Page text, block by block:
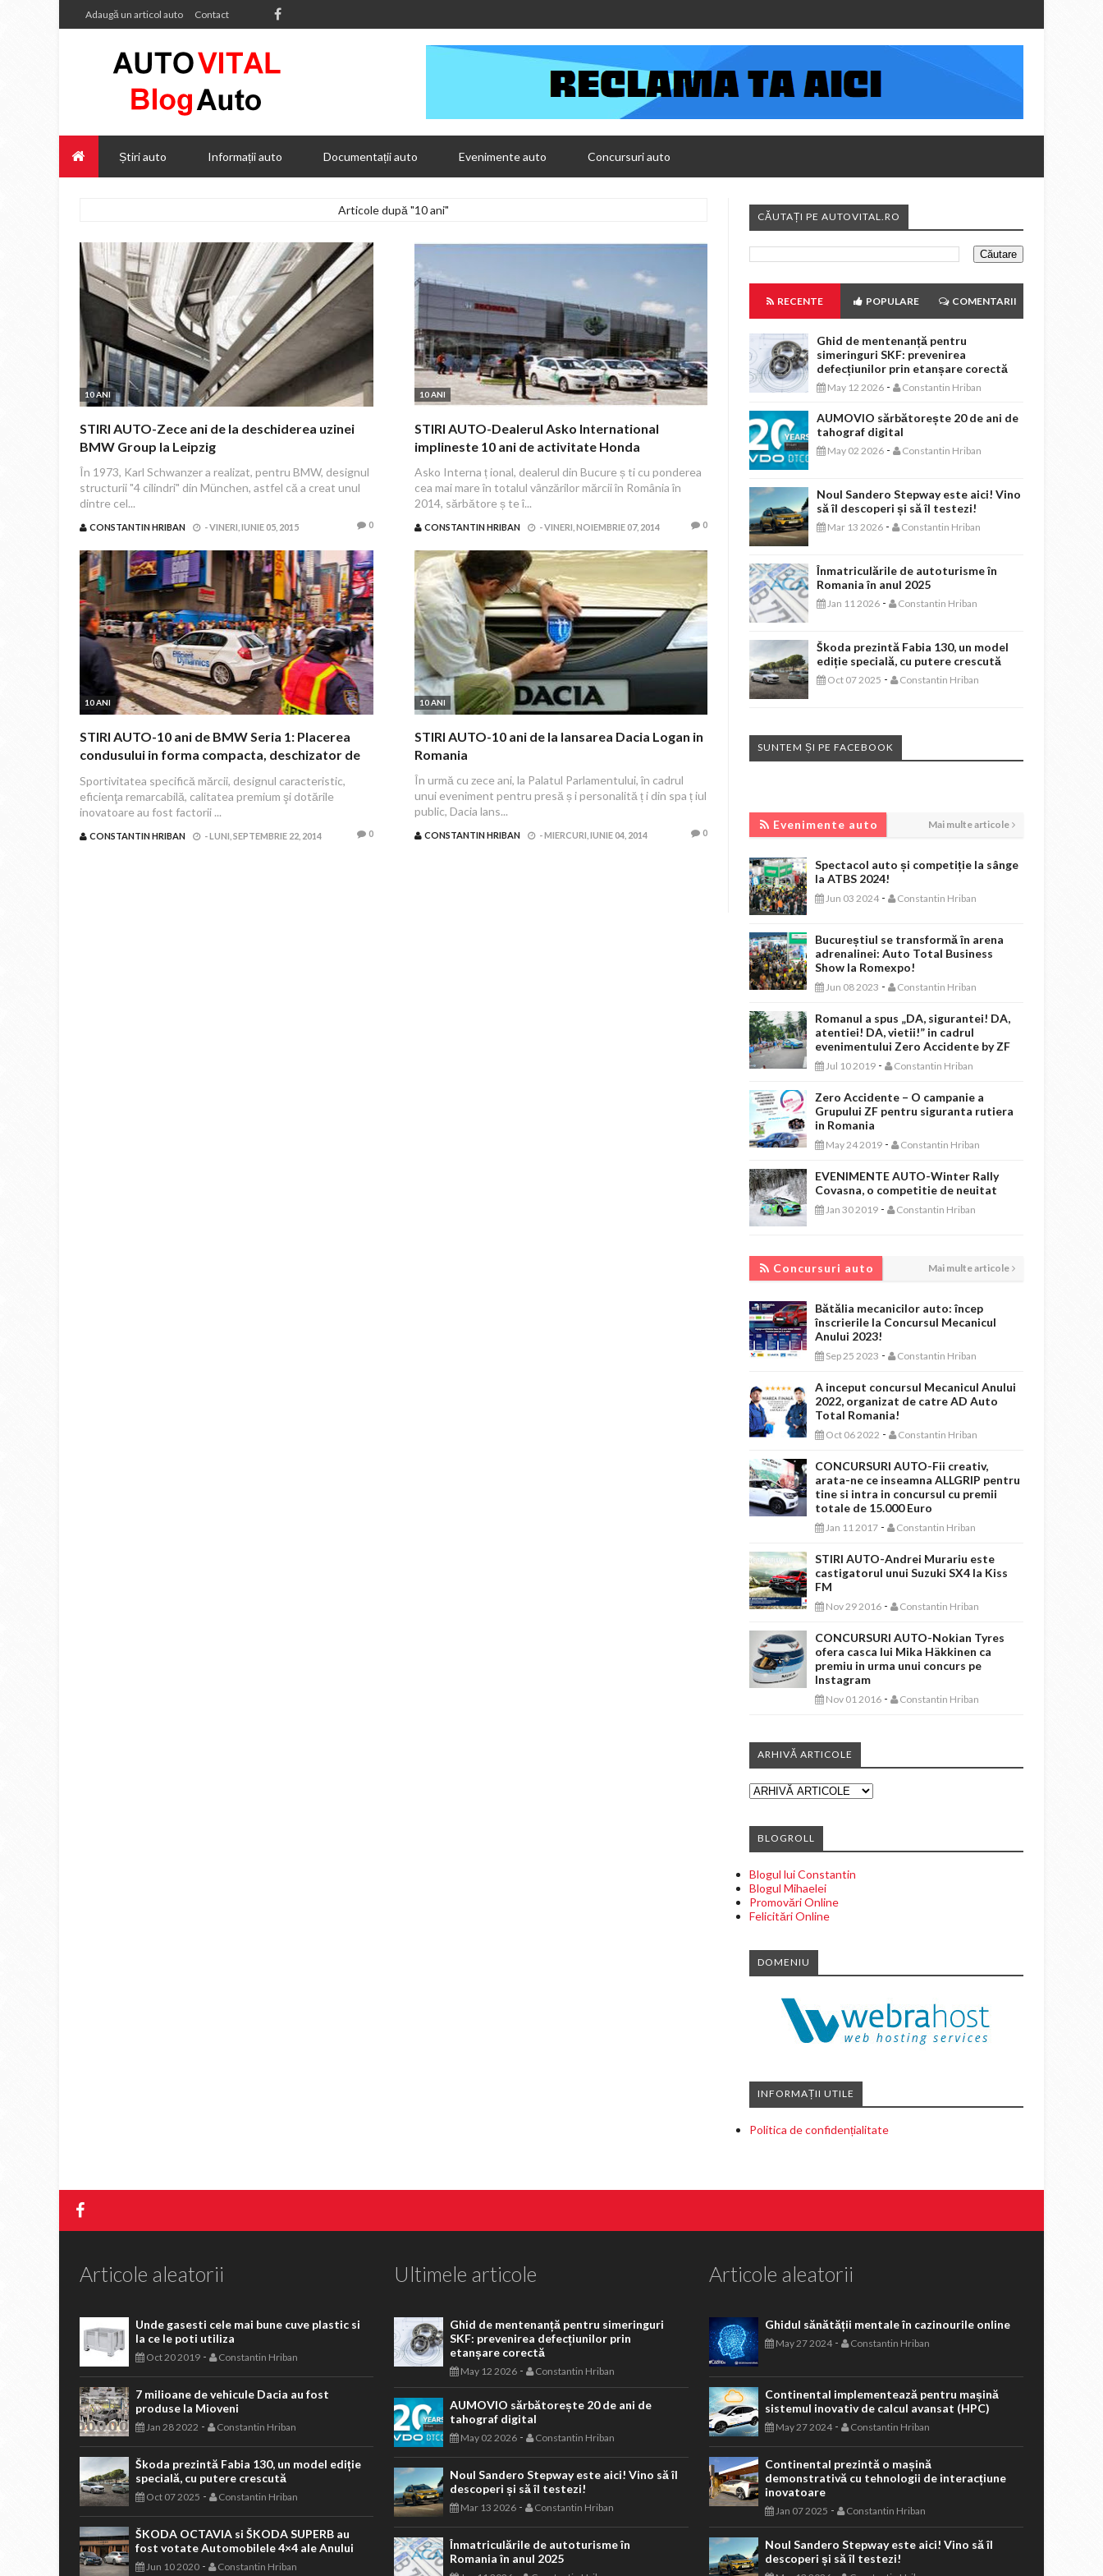
Adaugă un articol auto Contact
Știri auto Informații auto Documentații auto Evenimente auto Concursuri auto
Articole după "10 ani"
10 ANI
STIRI AUTO-Zece ani de la deschiderea uzinei
BMW Group la Leipzig
În 1973, Karl Schwanzer a realizat, pentru BMW, designul
structurii "4 cilindri" din München, astfel că a creat unul
dintre cel...
CONSTANTIN HRIBAN -VINERI, IUNIE 05, 2015 0
10 ANI
STIRI AUTO-Dealerul Asko International
implineste 10 ani de activitate Honda
Asko Interna ț ional, dealerul din Bucure ș ti cu ponderea
cea mai mare în totalul vânzărilor mărcii în România în
2014, sărbătore ș te î...
CONSTANTIN HRIBAN -VINERI, NOIEMBRIE 07, 2014 0
10 ANI
STIRI AUTO-10 ani de BMW Seria 1: Placerea
condusului in forma compacta, deschizator de
Sportivitatea specifică mărcii, designul caracteristic,
eficienţa remarcabilă, calitatea premium şi dotările
inovatoare au fost factorii ...
CONSTANTIN HRIBAN -LUNI, SEPTEMBRIE 22, 2014 0
10 ANI
STIRI AUTO-10 ani de la lansarea Dacia Logan in
Romania
În urmă cu zece ani, la Palatul Parlamentului, în cadrul
unui eveniment pentru presă ș i personalită ț i din spa ț iul
public, Dacia lans...
CONSTANTIN HRIBAN -MIERCURI, IUNIE 04, 2014 0
CĂUTAȚI PE AUTOVITAL.RO
RECENTE POPULARE COMENTARII
Ghid de mentenanță pentru
simeringuri SKF: prevenirea
defecțiunilor prin etanșare corectă
May 12 2026 - Constantin Hriban
AUMOVIO sărbătorește 20 de ani de
tahograf digital
May 02 2026 - Constantin Hriban
Noul Sandero Stepway este aici! Vino
să îl descoperi și să îl testezi!
Mar 13 2026 - Constantin Hriban
Înmatriculările de autoturisme în
Romania în anul 2025
Jan 11 2026 - Constantin Hriban
Škoda prezintă Fabia 130, un model
ediție specială, cu putere crescută
Oct 07 2025 - Constantin Hriban
SUNTEM ȘI PE FACEBOOK
Evenimente auto Mai multe articole
Spectacol auto și competiție la sânge
la ATBS 2024!
Jun 03 2024 - Constantin Hriban
Bucureștiul se transformă în arena
adrenalinei: Auto Total Business
Show la Romexpo!
Jun 08 2023 - Constantin Hriban
Romanul a spus „DA, sigurantei! DA,
atentiei! DA, vietii!” in cadrul
evenimentului Zero Accidente by ZF
Jul 10 2019 - Constantin Hriban
Zero Accidente – O campanie a
Grupului ZF pentru siguranta rutiera
in Romania
May 24 2019 - Constantin Hriban
EVENIMENTE AUTO-Winter Rally
Covasna, o competitie de neuitat
Jan 30 2019 - Constantin Hriban
Concursuri auto Mai multe articole
Bătălia mecanicilor auto: încep
înscrierile la Concursul Mecanicul
Anului 2023!
Sep 25 2023 - Constantin Hriban
A inceput concursul Mecanicul Anului
2022, organizat de catre AD Auto
Total Romania!
Oct 06 2022 - Constantin Hriban
CONCURSURI AUTO-Fii creativ,
arata-ne ce inseamna ALLGRIP pentru
tine si intra in concursul cu premii
totale de 15.000 Euro
Jan 11 2017 - Constantin Hriban
STIRI AUTO-Andrei Murariu este
castigatorul unui Suzuki SX4 la Kiss
FM
Nov 29 2016 - Constantin Hriban
CONCURSURI AUTO-Nokian Tyres
ofera casca lui Mika Häkkinen ca
premiu in urma unui concurs pe
Instagram
Nov 01 2016 - Constantin Hriban
ARHIVĂ ARTICOLE
BLOGROLL
Blogul lui Constantin
Blogul Mihaelei
Promovări Online
Felicitări Online
DOMENIU
INFORMAȚII UTILE
Politica de confidențialitate
Articole aleatorii
Unde gasesti cele mai bune cuve plastic si
la ce le poti utiliza
Oct 20 2019 - Constantin Hriban
7 milioane de vehicule Dacia au fost
produse la Mioveni
Jan 28 2022 - Constantin Hriban
Škoda prezintă Fabia 130, un model ediție
specială, cu putere crescută
Oct 07 2025 - Constantin Hriban
ŠKODA OCTAVIA si ŠKODA SUPERB au
fost votate Automobilele 4×4 ale Anului
Jun 10 2020 - Constantin Hriban
Ultimele articole
Ghid de mentenanță pentru simeringuri
SKF: prevenirea defecțiunilor prin
etanșare corectă
May 12 2026 - Constantin Hriban
AUMOVIO sărbătorește 20 de ani de
tahograf digital
May 02 2026 - Constantin Hriban
Noul Sandero Stepway este aici! Vino să îl
descoperi și să îl testezi!
Mar 13 2026 - Constantin Hriban
Înmatriculările de autoturisme în
Romania în anul 2025
Articole aleatorii
Ghidul sănătății mentale în cazinourile online
May 27 2024- Constantin Hriban
Continental implementează pentru mașină
sistemul inovativ de calcul avansat (HPC)
May 27 2024- Constantin Hriban
Continental prezintă o mașină
demonstrativă cu tehnologii de interacțiune
inovatoare
Jan 07 2025 - Constantin Hriban
Noul Sandero Stepway este aici! Vino să îl
descoperi și să îl testezi!